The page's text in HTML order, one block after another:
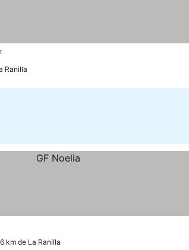
Ranilla
km de La Ranilla